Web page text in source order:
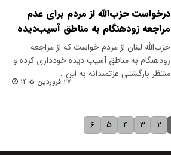
درخواست حزب‌الله از مردم برای عدم
مراجعه زودهنگام به مناطق آسیب‌دیده
حزب‌الله لبنان از مردم خواست که از مراجعه
زودهنگام به مناطق آسیب دیده خودداری کرده و
منتظر بازگشتی عزتمندانه به این…
۲۷ فروردین ۱۴۰۵
۲ ۳ ۴ ۵ ۶